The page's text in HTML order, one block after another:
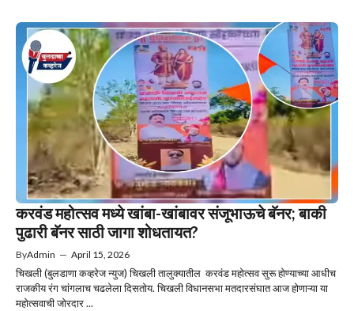
करवंड महोत्सव मध्ये खांबा-खांबावर संजूभाऊचे बॅनर; बाकी
पुढारी बॅनर साठी जागा शोधतायत?
ByAdmin — April 15, 2026
चिखली (बुलडाणा कव्हरेज न्युज) चिखली तालुक्यातील करवंड महोत्सव सुरू होण्याच्या आधीच
राजकीय रंग चांगलाच चढलेला दिसतोय. चिखली विधानसभा मतदारसंघात आज होणाऱ्या या
महोत्सवाची जोरदार ...